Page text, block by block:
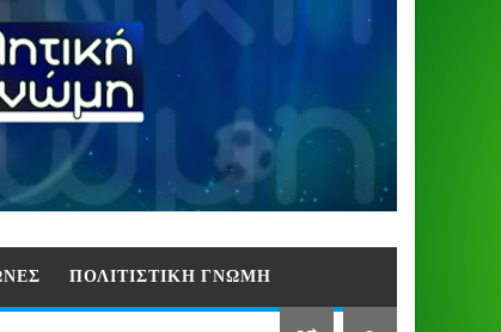
ΠΟΛΙΤΙΣΤΙΚΗ ΓΝΩΜΗ